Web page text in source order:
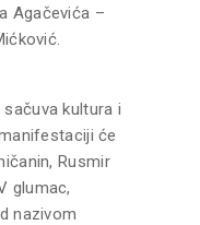
Agačevića –
kultura i
će
Rusmir
glumac,
nazivom